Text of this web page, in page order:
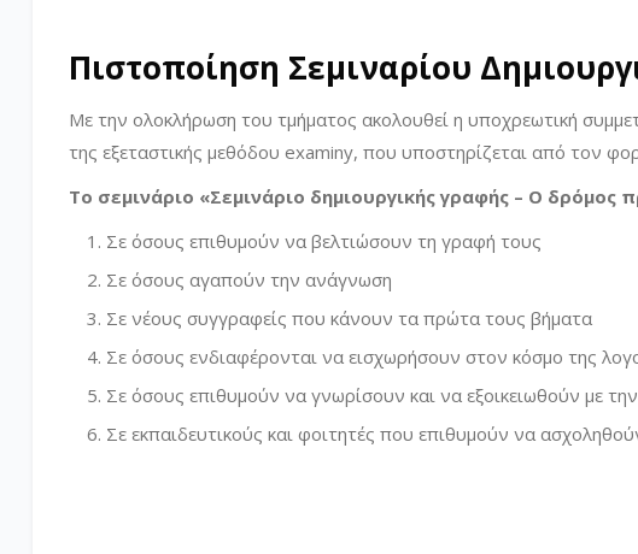
Πιστοποίηση Σεμιναρίου
Με την ολοκλήρωση του τμήματος ακολουθεί η υποχρεωτική
της εξεταστικής μεθόδου examiny, που υποστηρίζεται από τον
Το σεμινάριο «Σεμινάριο δημιουργικής γραφής – Ο δρόμος
Σε όσους επιθυμούν να βελτιώσουν τη γραφή τους
Σε όσους αγαπούν την ανάγνωση
Σε νέους συγγραφείς που κάνουν τα πρώτα τους βήματα
Σε όσους ενδιαφέρονται να εισχωρήσουν στον κόσμο της
Σε όσους επιθυμούν να γνωρίσουν και να εξοικειωθούν με
Σε εκπαιδευτικούς και φοιτητές που επιθυμούν να